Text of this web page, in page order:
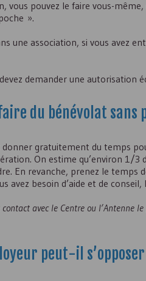
vous pouvez le faire vous-
».
une association, si vous avez
demander une autorisation
du bénévolat sans
donner gratuitement du temps
On estime qu’environ 1/3
En revanche, prenez le
avez besoin d’aide et de
avec le Centre ou l’Antenne
peut-il